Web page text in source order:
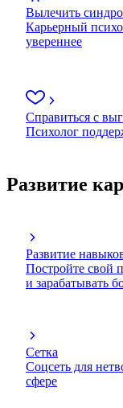
Вылечить
Карьерный
увереннее
Справиться с
Психолог
Развитие
Развитие
Постройте свой
и зарабатывать
Сетка
Соцсеть для
сфере